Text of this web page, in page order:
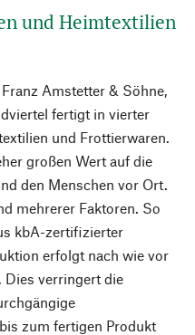
und Heimtextilien
Amstetter & Söhne,
fertigt in vierter
und Frottierwaren.
großen Wert auf die
den Menschen vor Ort.
mehrerer Faktoren. So
kbA-zertifizierter
erfolgt nach wie vor
Dies verringert die
zum fertigen Produkt